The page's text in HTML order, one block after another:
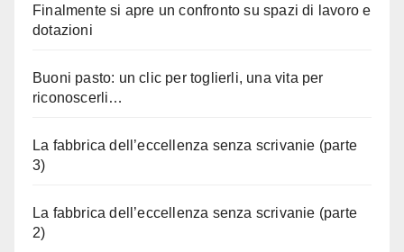
Finalmente si apre un confronto su spazi di lavoro e
dotazioni
Buoni pasto: un clic per toglierli, una vita per
riconoscerli…
La fabbrica dell’eccellenza senza scrivanie (parte
3)
La fabbrica dell’eccellenza senza scrivanie (parte
2)